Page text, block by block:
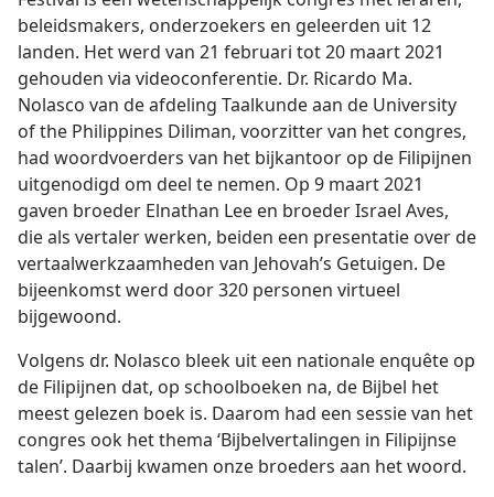
beleidsmakers, onderzoekers en geleerden uit 12
landen. Het werd van 21 februari tot 20 maart 2021
gehouden via videoconferentie. Dr. Ricardo Ma.
Nolasco van de afdeling Taalkunde aan de University
of the Philippines Diliman, voorzitter van het congres,
had woordvoerders van het bijkantoor op de Filipijnen
uitgenodigd om deel te nemen. Op 9 maart 2021
gaven broeder Elnathan Lee en broeder Israel Aves,
die als vertaler werken, beiden een presentatie over de
vertaalwerkzaamheden van Jehovah’s Getuigen. De
bijeenkomst werd door 320 personen virtueel
bijgewoond.
Volgens dr. Nolasco bleek uit een nationale enquête op
de Filipijnen dat, op schoolboeken na, de Bijbel het
meest gelezen boek is. Daarom had een sessie van het
congres ook het thema ‘Bijbelvertalingen in Filipijnse
talen’. Daarbij kwamen onze broeders aan het woord.